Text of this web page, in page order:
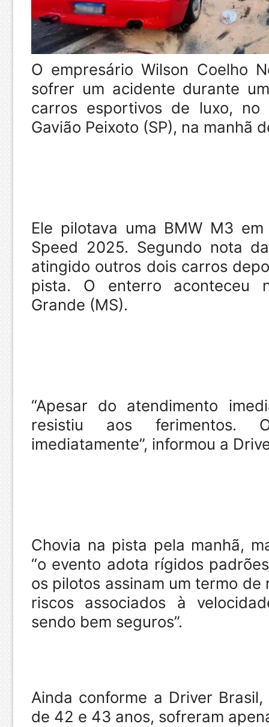
O empresário Wilson Coelho
sofrer um acidente durante
carros esportivos de luxo, no
Gavião Peixoto (SP), na manhã
Ele pilotava uma BMW M3
Speed 2025. Segundo nota
atingido outros dois carros
pista. O enterro aconteceu
Grande (MS).
“Apesar do atendimento
resistiu aos ferimentos.
imediatamente”, informou a
Chovia na pista pela manhã,
“o evento adota rígidos
os pilotos assinam um termo
riscos associados à
sendo bem seguros”.
Ainda conforme a Driver
de 42 e 43 anos, sofreram